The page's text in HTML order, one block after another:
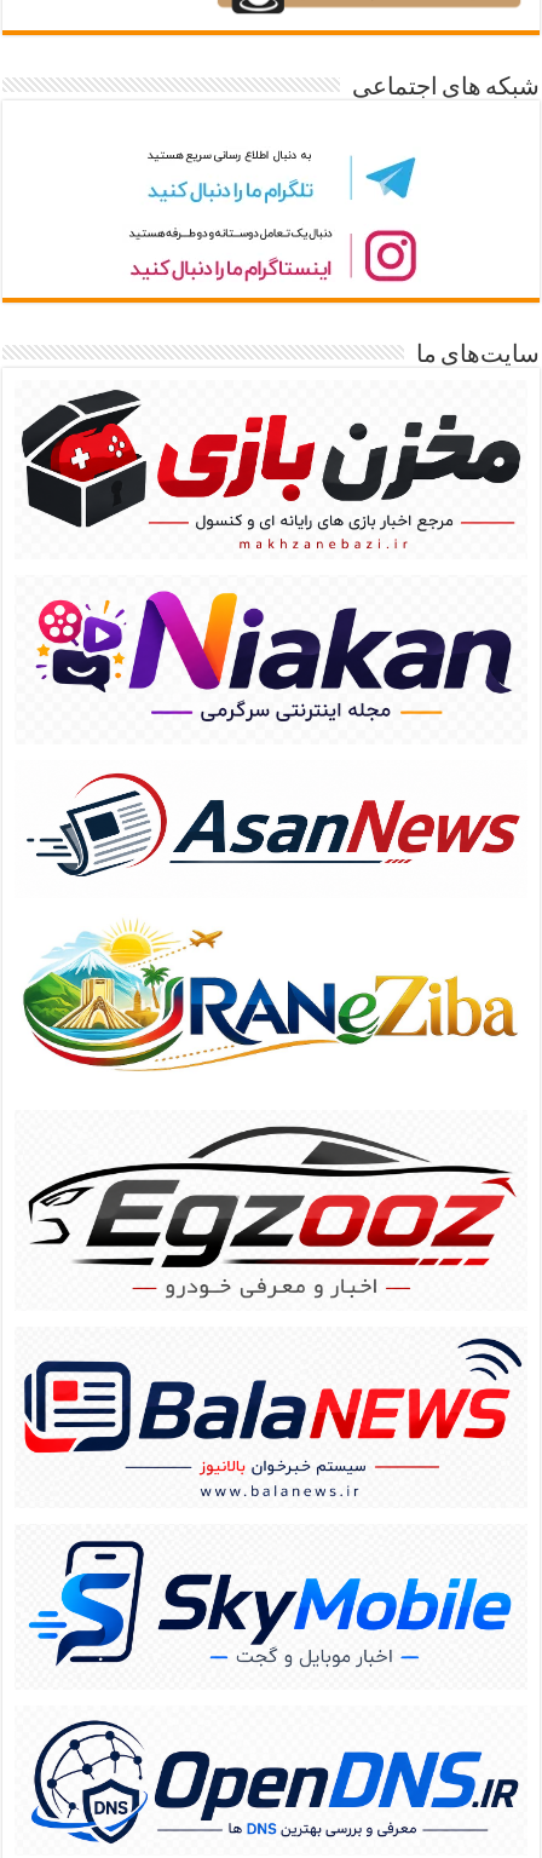
شبکه های اجتماعی
سایت‌های ما